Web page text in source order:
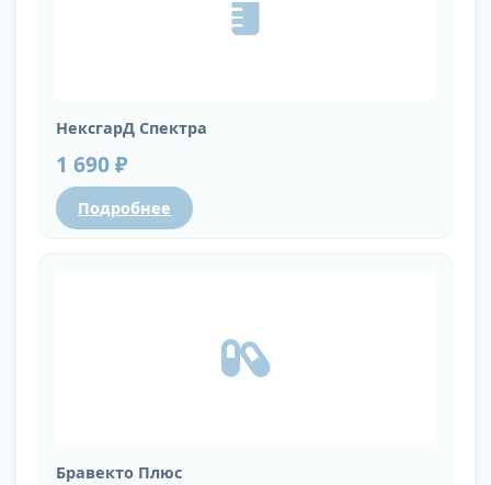
НексгарД Спектра
1 690 ₽
Подробнее
Бравекто Плюс